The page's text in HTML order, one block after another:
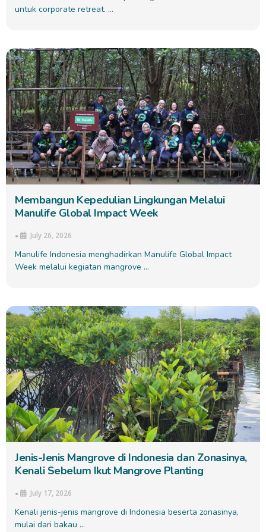
untuk corporate retreat. …
Membangun Kepedulian Lingkungan Melalui
Manulife Global Impact Week
• July 26, 2026
Manulife Indonesia menghadirkan Manulife Global Impact
Week melalui kegiatan mangrove …
Jenis-Jenis Mangrove di Indonesia dan Zonasinya,
Kenali Sebelum Ikut Mangrove Planting
• July 17, 2026
Kenali jenis-jenis mangrove di Indonesia beserta zonasinya,
mulai dari bakau …